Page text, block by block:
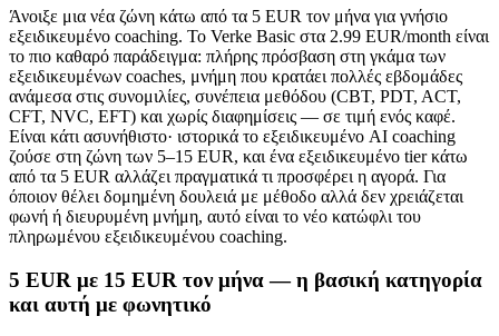
Άνοιξε μια νέα ζώνη κάτω από τα 5 EUR τον μήνα για γνήσιο
εξειδικευμένο coaching. Το Verke Basic στα 2.99 EUR/month είναι
το πιο καθαρό παράδειγμα: πλήρης πρόσβαση στη γκάμα των
εξειδικευμένων coaches, μνήμη που κρατάει πολλές εβδομάδες
ανάμεσα στις συνομιλίες, συνέπεια μεθόδου (CBT, PDT, ACT,
CFT, NVC, EFT) και χωρίς διαφημίσεις — σε τιμή ενός καφέ.
Είναι κάτι ασυνήθιστο· ιστορικά το εξειδικευμένο AI coaching
ζούσε στη ζώνη των 5–15 EUR, και ένα εξειδικευμένο tier κάτω
από τα 5 EUR αλλάζει πραγματικά τι προσφέρει η αγορά. Για
όποιον θέλει δομημένη δουλειά με μέθοδο αλλά δεν χρειάζεται
φωνή ή διευρυμένη μνήμη, αυτό είναι το νέο κατώφλι του
πληρωμένου εξειδικευμένου coaching.
5 EUR με 15 EUR τον μήνα — η βασική κατηγορία
και αυτή με φωνητικό